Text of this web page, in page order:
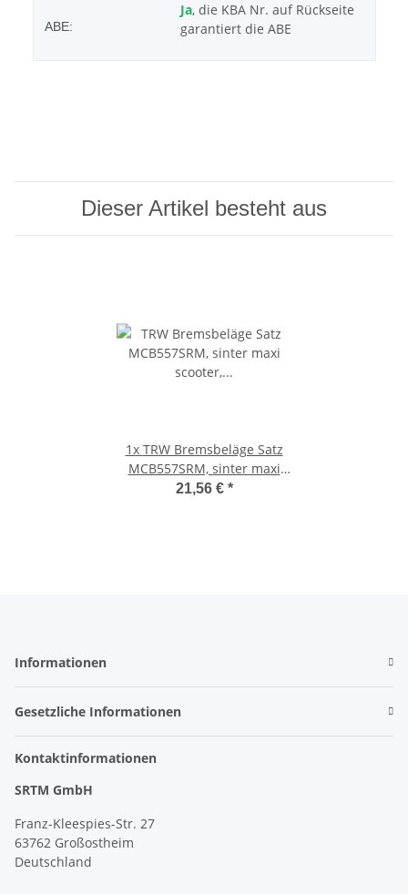
ABE:
Ja, die KBA Nr. auf Rückseite
garantiert die ABE
Dieser Artikel besteht aus
1x TRW Bremsbeläge Satz
MCB557SRM, sinter maxi
scooter, mit ABE
21,56 € *
Informationen
Gesetzliche Informationen
Kontaktinformationen
SRTM GmbH
Franz-Kleespies-Str. 27
63762 Großostheim
Deutschland